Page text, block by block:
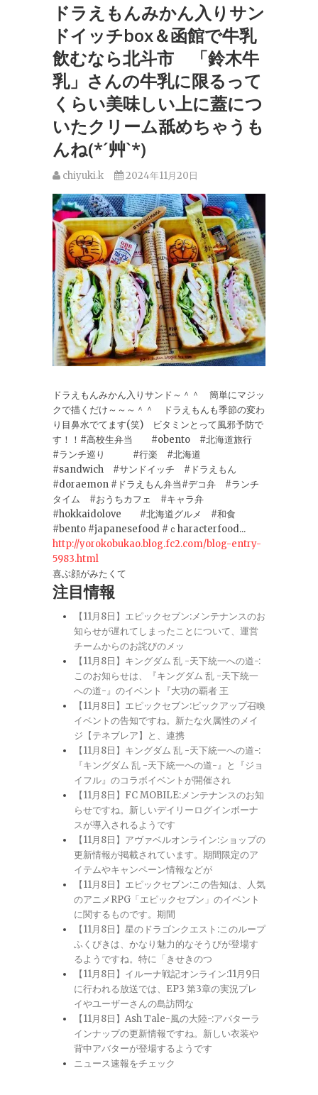
ドラえもんみかん入りサン
ドイッチbox＆函館で牛乳
飲むなら北斗市 「鈴木牛
乳」さんの牛乳に限るって
くらい美味しい上に蓋につ
いたクリーム舐めちゃうも
んね(*´艸`*)
chiyuki.k 2024年11月20日
ドラえもんみかん入りサンド～＾＾ 簡単にマジッ
クで描くだけ～～～＾＾ ドラえもんも季節の変わ
り目鼻水でてます(笑) ビタミンとって風邪予防で
す！！#高校生弁当 #obento #北海道旅行
#ランチ巡り #行楽 #北海道
#sandwich #サンドイッチ #ドラえもん
#doraemon #ドラえもん弁当#デコ弁 #ランチ
タイム #おうちカフェ #キャラ弁
#hokkaidolove #北海道グルメ #和食
#bento #japanesefood #ｃharacterfood...
http://yorokobukao.blog.fc2.com/blog-entry-
5983.html
喜ぶ顔がみたくて
注目情報
【11月8日】エピックセブン:メンテナンスのお
知らせが遅れてしまったことについて、運営
チームからのお詫びのメッ
【11月8日】キングダム 乱 -天下統一への道-:
このお知らせは、『キングダム 乱 -天下統一
への道-』のイベント『大功の覇者 王
【11月8日】エピックセブン:ピックアップ召喚
イベントの告知ですね。新たな火属性のメイ
ジ【テネブレア】と、連携
【11月8日】キングダム 乱 -天下統一への道-:
『キングダム 乱 -天下統一への道-』と『ジョ
イフル』のコラボイベントが開催され
【11月8日】FC MOBILE:メンテナンスのお知
らせですね。新しいデイリーログインボーナ
スが導入されるようです
【11月8日】アヴァベルオンライン:ショップの
更新情報が掲載されています。期間限定のア
イテムやキャンペーン情報などが
【11月8日】エピックセブン:この告知は、人気
のアニメRPG「エピックセブン」のイベント
に関するものです。期間
【11月8日】星のドラゴンクエスト:このループ
ふくびきは、かなり魅力的なそうびが登場す
るようですね。特に「きせきのつ
【11月8日】イルーナ戦記オンライン:11月9日
に行われる放送では、EP3 第3章の実況プレ
イやユーザーさんの島訪問な
【11月8日】Ash Tale-風の大陸-:アバターラ
インナップの更新情報ですね。新しい衣装や
背中アバターが登場するようです
ニュース速報をチェック